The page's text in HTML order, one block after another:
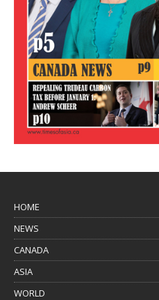
HOME
NEWS
CANADA
ASIA
WORLD